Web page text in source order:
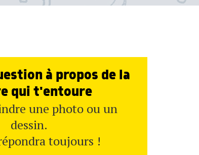
à propos de la
qui t'entoure
une photo ou un
dessin.
toujours !